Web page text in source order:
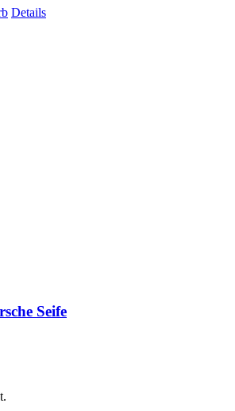
Details
Seife